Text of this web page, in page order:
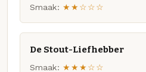
Smaak: ★★☆☆☆
De Stout-Liefhebber
Smaak: ★★★☆☆